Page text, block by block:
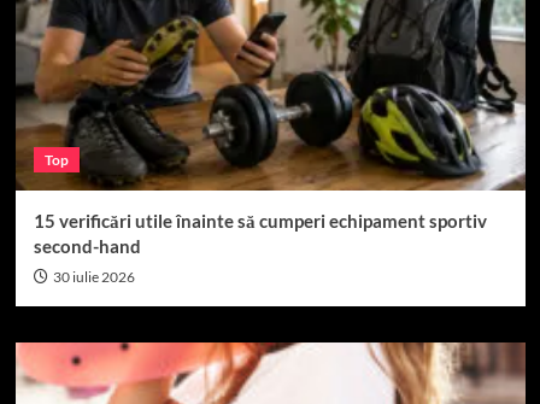
Top
15 verificări utile înainte să cumperi echipament sportiv
second-hand
30 iulie 2026